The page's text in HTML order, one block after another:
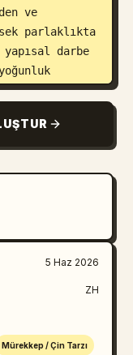
ve
parlaklıkta
darbe
sessiz, temiz
gibi, hem
de soyut bir
yoğun
5 Haz 2026
ZH
Mürekkep / Çin Tarzı